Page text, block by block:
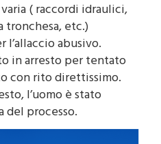
posto sotto sequestro,
( raccordi idraulici,
tronchesa, etc.)
abusivo.
in arresto per tentato
rito direttissimo.
l’uomo è stato
del processo.